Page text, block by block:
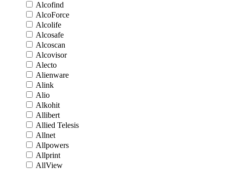
Alcofind
AlcoForce
Alcolife
Alcosafe
Alcoscan
Alcovisor
Alecto
Alienware
Alink
Alio
Alkohit
Allibert
Allied Telesis
Allnet
Allpowers
Allprint
AllView